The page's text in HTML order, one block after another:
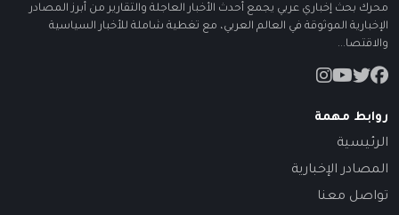
محرك بحث إخباري عربي يجمع أحدث الأخبار العاجلة والتقارير من أبرز المصادر
الإخبارية الموثوقة في العالم العربي، مع تغطية شاملة للأخبار السياسية
والاقتصا...
روابط مهمة
الرئيسية
المصادر الإخبارية
تواصل معنا